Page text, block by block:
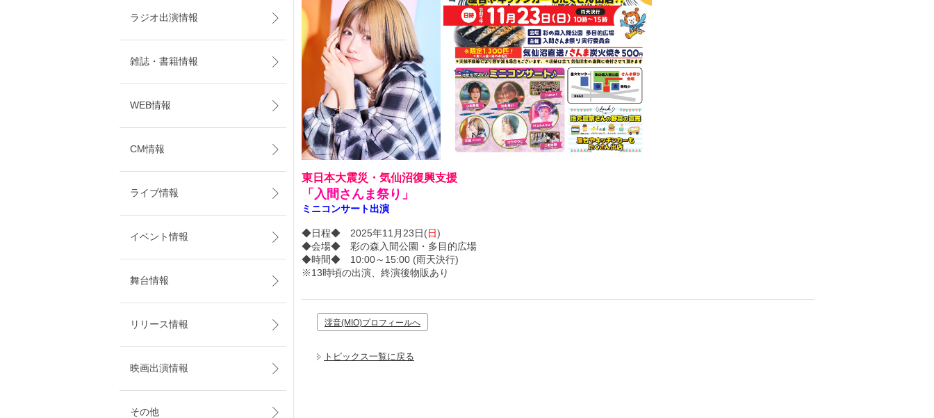
東日本大震災・気仙沼復興支援
「入間さんま祭り」
ミニコンサート出演
◆日程◆ 2025年11月23日(日)
◆会場◆ 彩の森入間公園・多目的広場
◆時間◆ 10:00～15:00 (雨天決行)
※13時頃の出演、終演後物販あり
澪音(MIO)プロフィールへ
トピックス一覧に戻る
ラジオ出演情報
雑誌・書籍情報
WEB情報
CM情報
ライブ情報
イベント情報
舞台情報
リリース情報
映画出演情報
その他